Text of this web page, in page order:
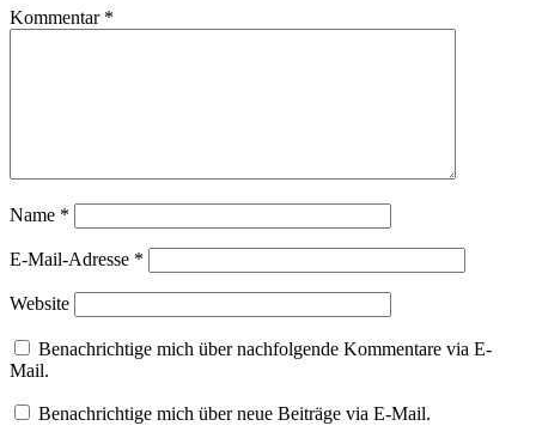
Kommentar *
Name *
E-Mail-Adresse *
Website
Benachrichtige mich über nachfolgende Kommentare via E-
Mail.
Benachrichtige mich über neue Beiträge via E-Mail.